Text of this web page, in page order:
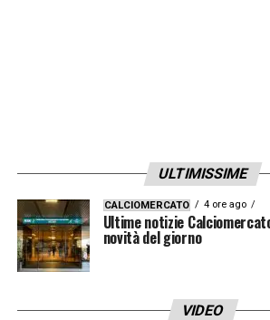
ULTIMISSIME
CALCIOMERCATO 4 ore ago
Ultime notizie
novità del giorno
VIDEO